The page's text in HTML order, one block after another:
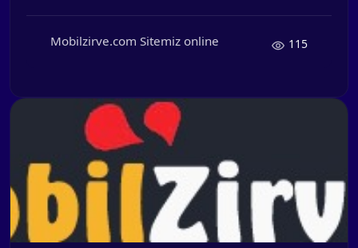
Mobilzirve.com Sitemiz online 115